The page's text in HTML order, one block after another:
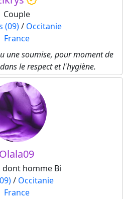
Couple
(09)/ Occitanie
France
une soumise, pour moment de
le respect et l'hygiène.
Olala09
dont homme Bi
/ Occitanie
France